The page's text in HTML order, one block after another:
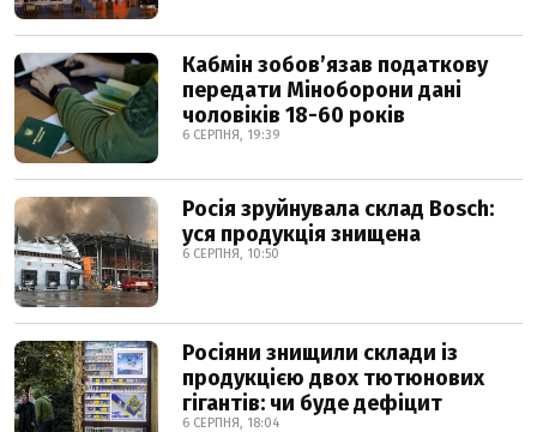
Кабмін зобовʼязав податкову
передати Міноборони дані
чоловіків 18-60 років
6 СЕРПНЯ, 19:39
Росія зруйнувала склад Bosch:
уся продукція знищена
6 СЕРПНЯ, 10:50
Росіяни знищили склади із
продукцією двох тютюнових
гігантів: чи буде дефіцит
6 СЕРПНЯ, 18:04